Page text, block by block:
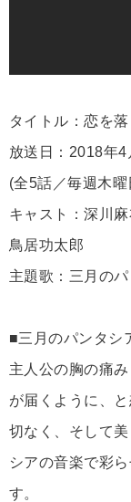
タイトル：恋を
放送日：2018年4
(全5話／毎週木
キャスト：深川
鳥居功太郎
主題歌：三月の
■三月のパンタシ
主人公の胸の痛
が届くように、
切なく、そして
シアの音楽で彩
す。